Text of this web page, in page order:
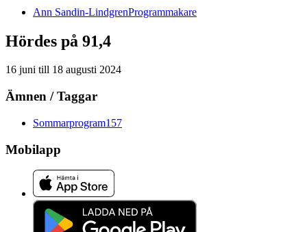
Ann Sandin-LindgrenProgrammakare
Hördes på 91,4
16 juni till 18 augusti 2024
Ämnen / Taggar
Sommarprogram157
Mobilapp